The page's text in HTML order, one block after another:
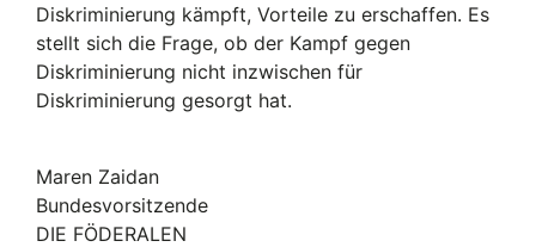
Diskriminierung kämpft, Vorteile zu erschaffen. Es
stellt sich die Frage, ob der Kampf gegen
Diskriminierung nicht inzwischen für
Diskriminierung gesorgt hat.
Maren Zaidan
Bundesvorsitzende
DIE FÖDERALEN